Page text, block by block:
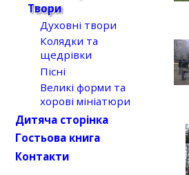
Твори
Духовні твори
Колядки та
щедрівки
Пісні
Великі форми та
хорові мініатюри
Дитяча сторінка
Гостьова книга
Контакти